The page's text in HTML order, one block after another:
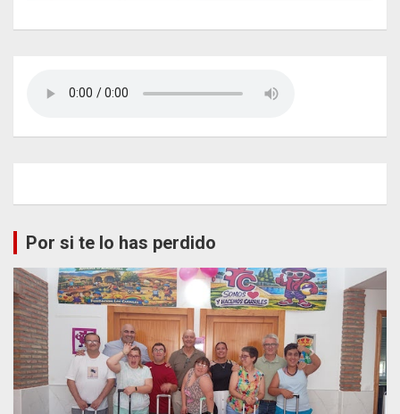
Por si te lo has perdido